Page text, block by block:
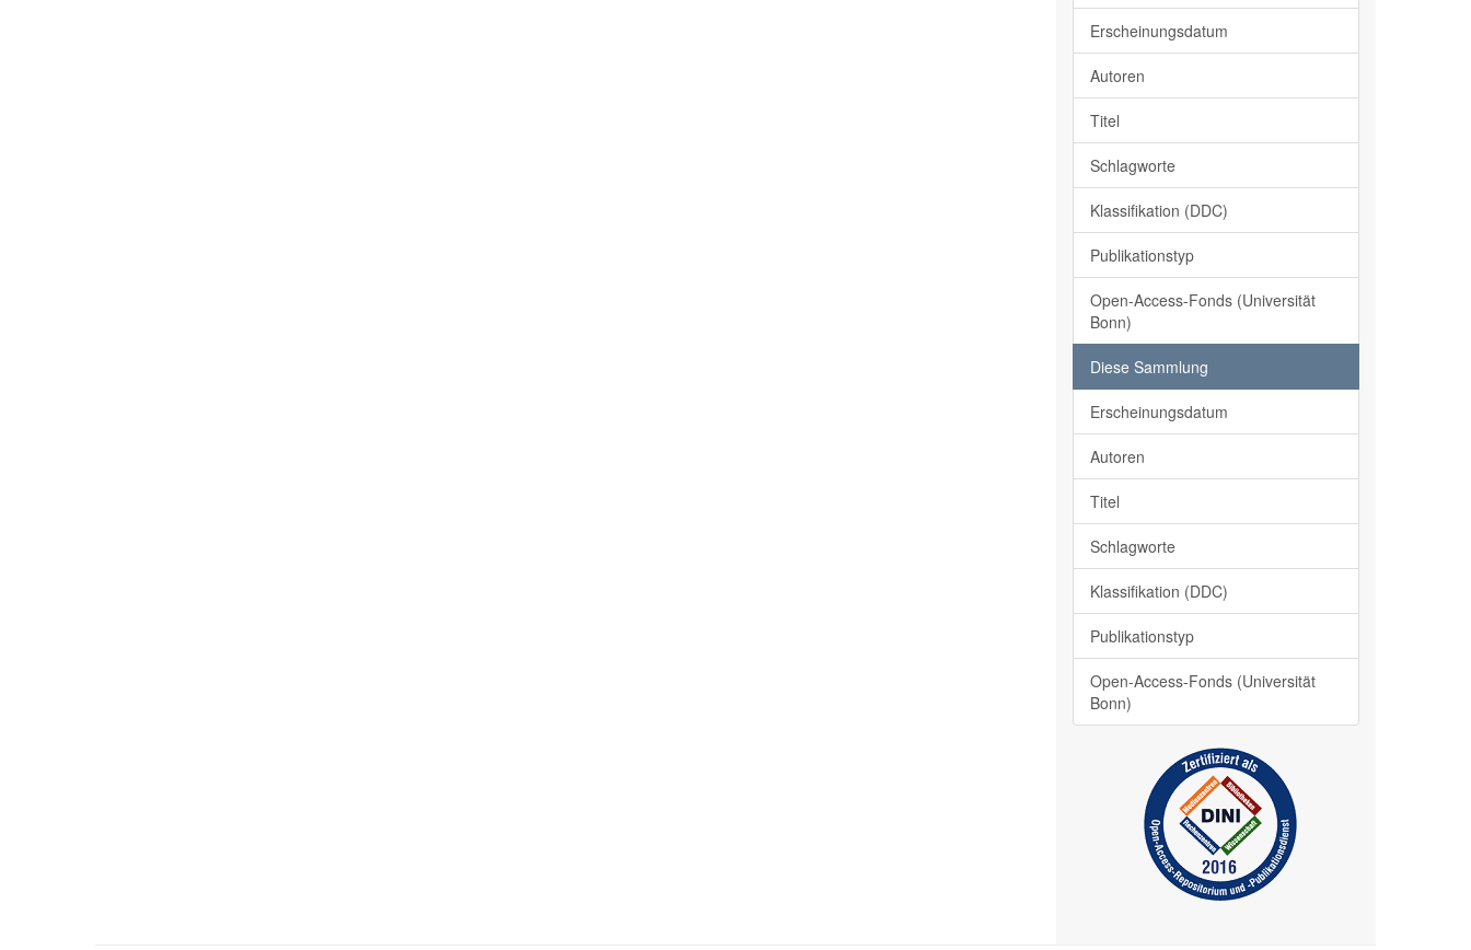
Erscheinungsdatum
Autoren
Titel
Schlagworte
Klassifikation (DDC)
Publikationstyp
Open-Access-Fonds (Universität
Bonn)
Diese Sammlung
Erscheinungsdatum
Autoren
Titel
Schlagworte
Klassifikation (DDC)
Publikationstyp
Open-Access-Fonds (Universität
Bonn)